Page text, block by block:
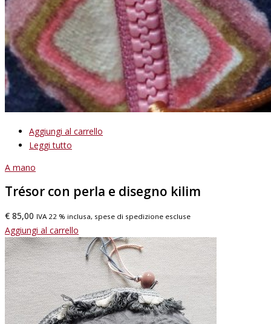
Aggiungi al carrello
Leggi tutto
A mano
Trésor con perla e disegno kilim
€ 85,00 IVA 22 % inclusa, spese di spedizione escluse
Aggiungi al carrello